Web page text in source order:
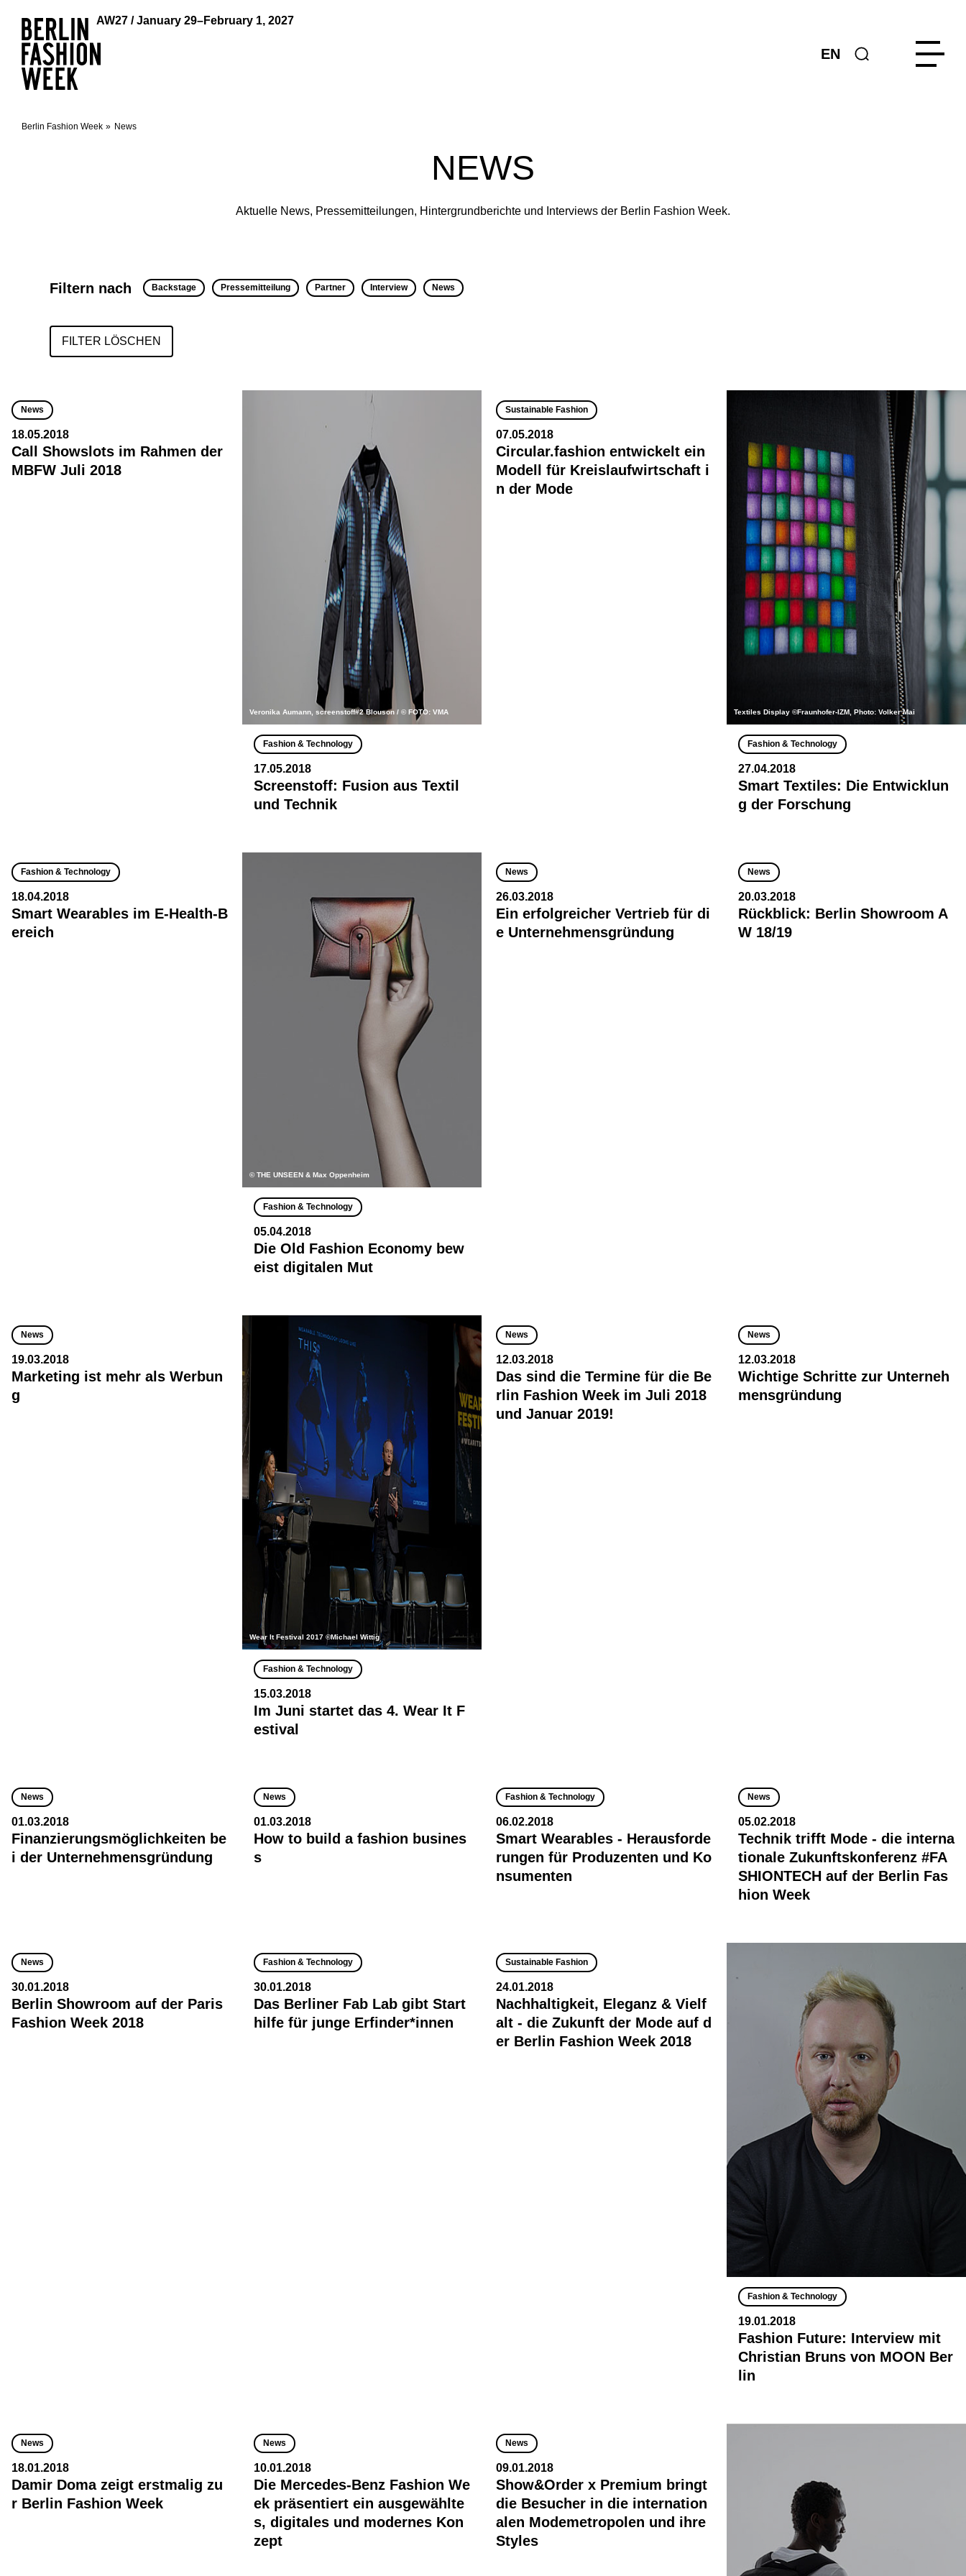
AW27 / January 29–February 1, 2027
EN
Berlin Fashion Week News
NEWS
Aktuelle News, Pressemitteilungen, Hintergrundberichte und Interviews der Berlin Fashion Week.
Filtern nach Backstage Pressemitteilung Partner Interview News
FILTER LÖSCHEN
News
18.05.2018
Call Showslots im Rahmen der
MBFW Juli 2018
Veronika Aumann, screenstoff#2 Blouson / © FOTO: VMA
Fashion & Technology
17.05.2018
Screenstoff: Fusion aus Textil
und Technik
Sustainable Fashion
07.05.2018
Circular.fashion entwickelt ein
Modell für Kreislaufwirtschaft i
n der Mode
Textiles Display ©Fraunhofer-IZM, Photo: Volker Mai
Fashion & Technology
27.04.2018
Smart Textiles: Die Entwicklun
g der Forschung
Fashion & Technology
18.04.2018
Smart Wearables im E-Health-B
ereich
© THE UNSEEN & Max Oppenheim
Fashion & Technology
05.04.2018
Die Old Fashion Economy bew
eist digitalen Mut
News
26.03.2018
Ein erfolgreicher Vertrieb für di
e Unternehmensgründung
News
20.03.2018
Rückblick: Berlin Showroom A
W 18/19
News
19.03.2018
Marketing ist mehr als Werbun
g
Wear It Festival 2017 ©Michael Wittig
Fashion & Technology
15.03.2018
Im Juni startet das 4. Wear It F
estival
News
12.03.2018
Das sind die Termine für die Be
rlin Fashion Week im Juli 2018
und Januar 2019!
News
12.03.2018
Wichtige Schritte zur Unterneh
mensgründung
News
01.03.2018
Finanzierungsmöglichkeiten be
i der Unternehmensgründung
News
01.03.2018
How to build a fashion busines
s
Fashion & Technology
06.02.2018
Smart Wearables - Herausforde
rungen für Produzenten und Ko
nsumenten
News
05.02.2018
Technik trifft Mode - die interna
tionale Zukunftskonferenz #FA
SHIONTECH auf der Berlin Fas
hion Week
News
30.01.2018
Berlin Showroom auf der Paris
Fashion Week 2018
Fashion & Technology
30.01.2018
Das Berliner Fab Lab gibt Start
hilfe für junge Erfinder*innen
Sustainable Fashion
24.01.2018
Nachhaltigkeit, Eleganz & Vielf
alt - die Zukunft der Mode auf d
er Berlin Fashion Week 2018
Fashion & Technology
19.01.2018
Fashion Future: Interview mit
Christian Bruns von MOON Ber
lin
News
18.01.2018
Damir Doma zeigt erstmalig zu
r Berlin Fashion Week
News
10.01.2018
Die Mercedes-Benz Fashion We
ek präsentiert ein ausgewählte
s, digitales und modernes Kon
zept
News
09.01.2018
Show&Order x Premium bringt
die Besucher in die internation
alen Modemetropolen und ihre
Styles